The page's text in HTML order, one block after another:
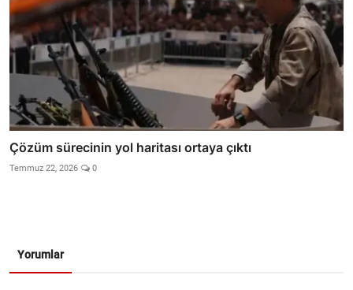
Çözüm sürecinin yol haritası ortaya çıktı
Temmuz 22, 2026 0
Yorumlar